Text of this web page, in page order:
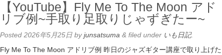
【YouTube】Fly Me To The Moon アド
リブ例~手取り足取りじゃずぎたー~
Posted 2026年5月25日 byjunsatsuma & filed under いも日記.
Fly Me To The Moon アドリブ例 昨日のジャズギター講座で取り上げた